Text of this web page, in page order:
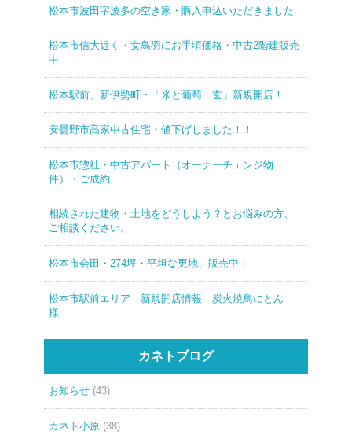
松本市波田字波多の空き家・購入申込いただきました
松本市信大近く・女鳥羽にお手頃価格・中古2階建販売
中
松本駅前、新伊勢町・「米と葡萄 玄」新規開店！
安曇野市高家中古住宅・値下げしました！！
松本市惣社・中古アパート（オーナーチェンジ物
件）・ご成約
相続された建物・土地をどうしよう？とお悩みの方、
ご相談ください。
松本市会田・274坪・平坦な更地、販売中！
松本市駅前エリア 新規開店情報 炭火焼鳥にとん
様
カネトブログ
お知らせ(43)
カネト小原(38)